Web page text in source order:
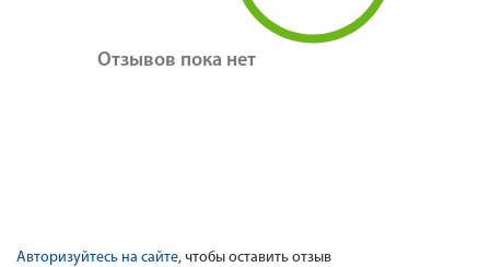
Отзывов пока нет
Авторизуйтесь на сайте, чтобы оставить отзыв